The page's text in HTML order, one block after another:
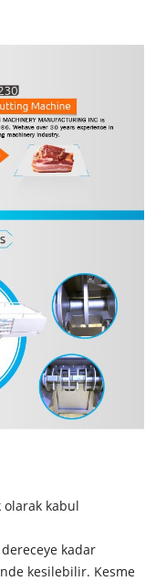
olarak kabul
kadar
kesilebilir. Kesme